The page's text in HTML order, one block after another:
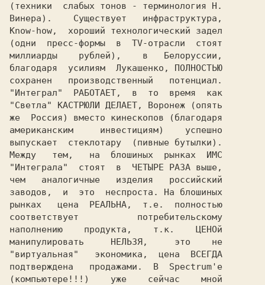
(техники  слабых тонов - терминология Н.
Винера).    Существует   инфраструктура,
Know-how,  хороший технологический задел
(одни  пресс-формы  в  TV-отрасли  стоят
миллиарды    рублей),    в   Белоруссии,
благодаря  усилиям  Лукашенко, ПОЛНОСТЬЮ
сохранен   производственный   потенциал.
"Интеграл"  РАБОТАЕТ,  в  то  время  как
"Светла" КАСТРЮЛИ ДЕЛАЕТ, Воронеж (опять
же  Россия) вместо кинескопов (благодаря
американским     инвестициям)    успешно
выпускает  стеклотару  (пивные бутылки).
Между   тем,   на  блошиных  рынках  ИМС
"Интеграла"  стоят  в  ЧЕТЫРЕ РАЗА выше,
чем   аналогичные   изделия   российский
рынках   цена  РЕАЛЬНА,  т.е.  полностью
соответствует           потребительскому
наполнению    продукта,    т.к.    ЦЕНОй
манипулировать     НЕЛЬЗЯ,     это    не
"виртуальная"   экономика,  цена  ВСЕГДА
подтверждена   продажами.  В  Spectrum'e
(компьютере!!!)    уже    сейчас    мной